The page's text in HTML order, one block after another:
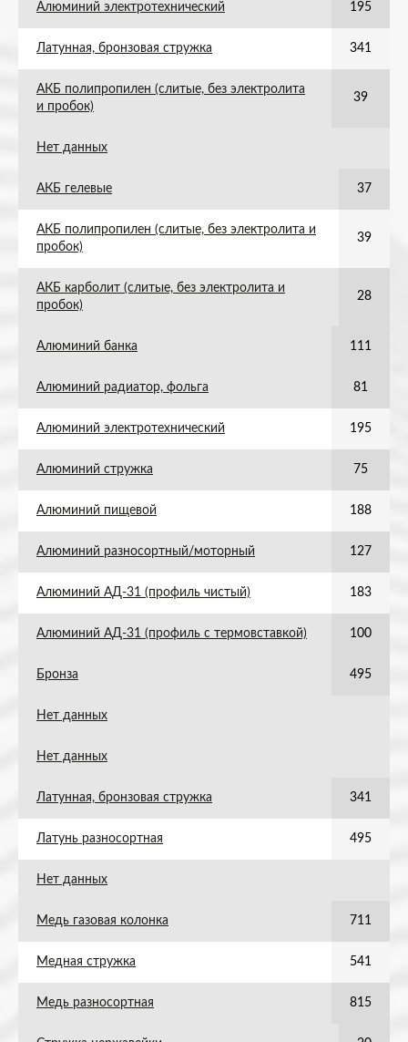
Алюминий электротехнический 195
Латунная, бронзовая стружка 341
АКБ полипропилен (слитые, без электролита
и пробок)
39
Нет данных
АКБ гелевые 37
АКБ полипропилен (слитые, без электролита и
пробок)
39
АКБ карболит (слитые, без электролита и
пробок)
28
Алюминий банка 111
Алюминий радиатор, фольга 81
Алюминий электротехнический 195
Алюминий стружка 75
Алюминий пищевой 188
Алюминий разносортный/моторный 127
Алюминий АД-31 (профиль чистый) 183
Алюминий АД-31 (профиль с термовставкой) 100
Бронза 495
Нет данных
Нет данных
Латунная, бронзовая стружка 341
Латунь разносортная 495
Нет данных
Медь газовая колонка 711
Медная стружка 541
Медь разносортная 815